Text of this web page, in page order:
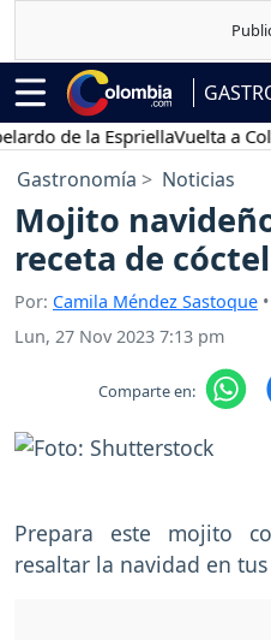
de la EspriellaVuelta a
Gastronomía Noticias
Mojito
receta de
Por: Camila Méndez Sastoque
Lun, 27 Nov 2023 7:13 pm
Comparte en:
Prepara este mojito
resaltar la navidad en